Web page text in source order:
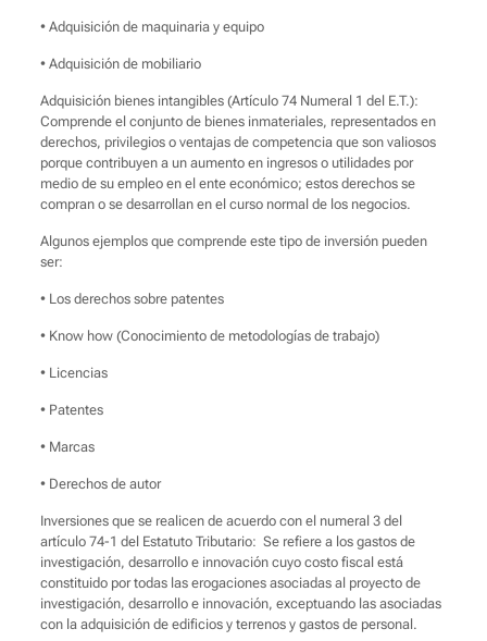
• Adquisición de maquinaria y equipo
• Adquisición de mobiliario
Adquisición bienes intangibles (Artículo 74 Numeral 1 del E.T.):
Comprende el conjunto de bienes inmateriales, representados en
derechos, privilegios o ventajas de competencia que son valiosos
porque contribuyen a un aumento en ingresos o utilidades por
medio de su empleo en el ente económico; estos derechos se
compran o se desarrollan en el curso normal de los negocios.
Algunos ejemplos que comprende este tipo de inversión pueden
ser:
• Los derechos sobre patentes
• Know how (Conocimiento de metodologías de trabajo)
• Licencias
• Patentes
• Marcas
• Derechos de autor
Inversiones que se realicen de acuerdo con el numeral 3 del
artículo 74-1 del Estatuto Tributario: Se refiere a los gastos de
investigación, desarrollo e innovación cuyo costo fiscal está
constituido por todas las erogaciones asociadas al proyecto de
investigación, desarrollo e innovación, exceptuando las asociadas
con la adquisición de edificios y terrenos y gastos de personal.